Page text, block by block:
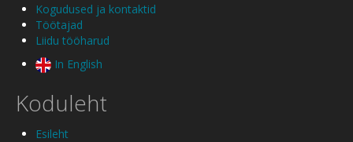
Kogudused ja kontaktid
Töötajad
Liidu tööharud
In English
Koduleht
Esileht